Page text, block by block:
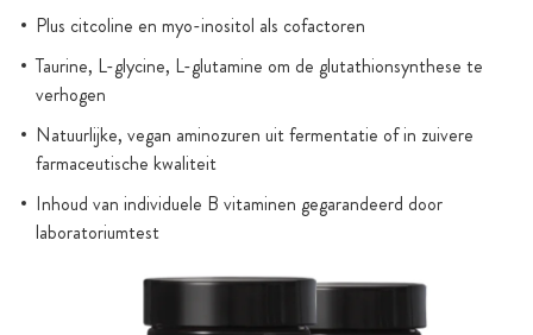
Plus citcoline en myo-inositol als cofactoren
Taurine, L-glycine, L-glutamine om de glutathionsynthese te
verhogen
Natuurlijke, vegan aminozuren uit fermentatie of in zuivere
farmaceutische kwaliteit
Inhoud van individuele B vitaminen gegarandeerd door
laboratoriumtest